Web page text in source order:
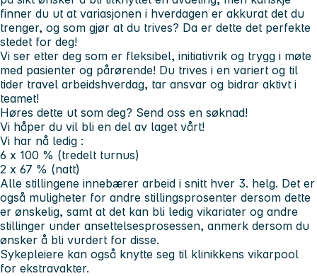
finner du ut at variasjonen i hverdagen er akkurat det du
trenger, og som gjør at du trives? Da er dette det perfekte
stedet for deg!
Vi ser etter deg som er fleksibel, initiativrik og trygg i møte
med pasienter og pårørende! Du trives i en variert og til
tider travel arbeidshverdag, tar ansvar og bidrar aktivt i
teamet!
Høres dette ut som deg? Send oss en søknad!
Vi håper du vil bli en del av laget vårt!
Vi har nå ledig :
6 x 100 % (tredelt turnus)
2 x 67 % (natt)
Alle stillingene innebærer arbeid i snitt hver 3. helg. Det er
også muligheter for andre stillingsprosenter dersom dette
er ønskelig, samt at det kan bli ledig vikariater og andre
stillinger under ansettelsesprosessen, anmerk dersom du
ønsker å bli vurdert for disse.
Sykepleiere kan også knytte seg til klinikkens vikarpool
for ekstravakter.